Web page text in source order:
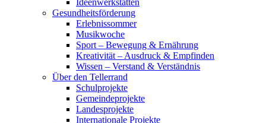
Ideenwerkstätten
Gesundheitsförderung
Erlebnissommer
Musikwoche
Sport – Bewegung & Ernährung
Kreativität – Ausdruck & Empfinden
Wissen – Verstand & Verständnis
Über den Tellerrand
Schulprojekte
Gemeindeprojekte
Landesprojekte
Internationale Projekte